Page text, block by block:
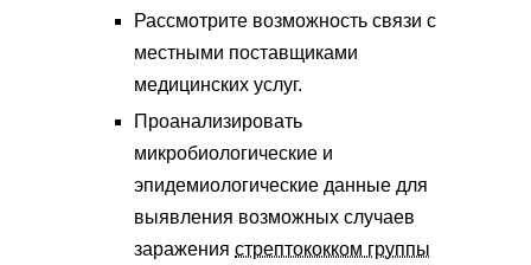
Рассмотрите возможность связи с
местными поставщиками
медицинских услуг.
Проанализировать
микробиологические и
эпидемиологические данные для
выявления возможных случаев
заражения стрептококком группы